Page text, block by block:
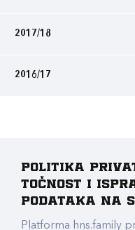
2017/18
2016/17
Politika
točnost i
podataka na
Platforma hns.family